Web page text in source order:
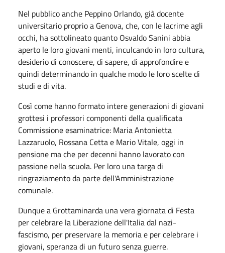
Nel pubblico anche Peppino Orlando, già docente
universitario proprio a Genova, che, con le lacrime agli
occhi, ha sottolineato quanto Osvaldo Sanini abbia
aperto le loro giovani menti, inculcando in loro cultura,
desiderio di conoscere, di sapere, di approfondire e
quindi determinando in qualche modo le loro scelte di
studi e di vita.
Così come hanno formato intere generazioni di giovani
grottesi i professori componenti della qualificata
Commissione esaminatrice: Maria Antonietta
Lazzaruolo, Rossana Cetta e Mario Vitale, oggi in
pensione ma che per decenni hanno lavorato con
passione nella scuola. Per loro una targa di
ringraziamento da parte dell'Amministrazione
comunale.
Dunque a Grottaminarda una vera giornata di Festa
per celebrare la Liberazione dell'Italia dal nazi-
fascismo, per preservare la memoria e per celebrare i
giovani, speranza di un futuro senza guerre.